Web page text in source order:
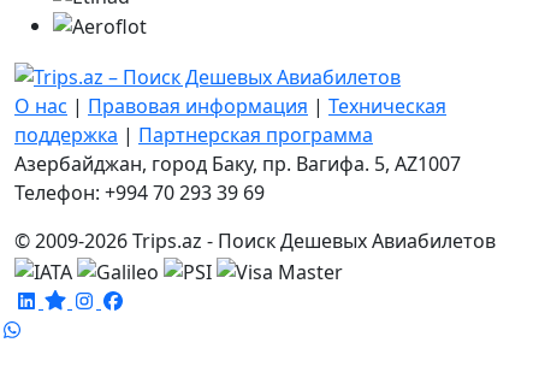
О нас | Правовая информация | Техническая
поддержка | Партнерская программа
Азербайджан, город Баку, пр. Вагифа. 5, AZ1007
Телефон: +994 70 293 39 69
© 2009-2026 Trips.az - Поиск Дешевых Авиабилетов